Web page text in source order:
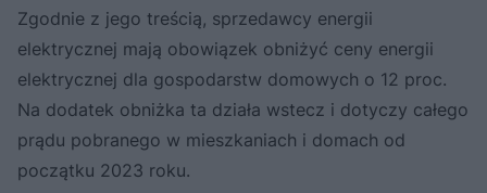
Zgodnie z jego treścią, sprzedawcy energii
elektrycznej mają obowiązek obniżyć ceny energii
elektrycznej dla gospodarstw domowych o 12 proc.
Na dodatek obniżka ta działa wstecz i dotyczy całego
prądu pobranego w mieszkaniach i domach od
początku 2023 roku.